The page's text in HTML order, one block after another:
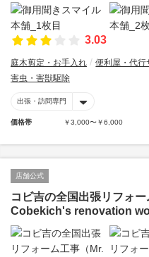
3.03
庭木剪定・お手入れ 便利屋・代行
害虫・害獣駆除
出張・訪問専門
価格帯 ￥3,000〜￥6,000
店舗公式
コビ吉の全国出張リフォ
Cobekich's renovation